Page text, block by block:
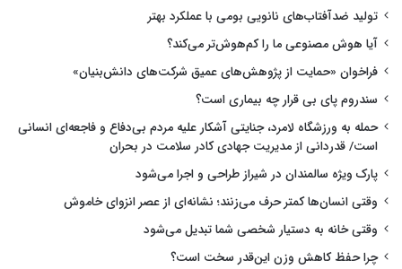
تولید ضدآفتاب‌های نانویی بومی با عملکرد بهتر
آیا هوش مصنوعی ما را کم‌هوش‌تر می‌کند؟
فراخوان «حمایت از پژوهش‌های عمیق شرکت‌های دانش‌بنیان»
سندروم پای بی قرار چه بیماری است؟
حمله به ورزشگاه لامرد، جنایتی آشکار علیه مردم بی‌دفاع و فاجعه‌ای انسانی
است/ قدردانی از مدیریت جهادی کادر سلامت در بحران
پارک ویژه سالمندان در شیراز طراحی و اجرا می‌شود
وقتی انسان‌ها کمتر حرف می‌زنند؛ نشانه‌ای از عصر انزوای خاموش
وقتی خانه به دستیار شخصی شما تبدیل می‌شود
چرا حفظ کاهش وزن این‌قدر سخت است؟